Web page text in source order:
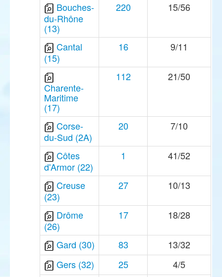
Bouches-
du-Rhône
(13)
220 15/56
Cantal
(15)
16 9/11
Charente-
Maritime
(17)
112 21/50
Corse-
du-Sud (2A)
20 7/10
Côtes
d'Armor (22)
1 41/52
Creuse
(23)
27 10/13
Drôme
(26)
17 18/28
Gard (30) 83
13/32
Gers (32)
25
4/5